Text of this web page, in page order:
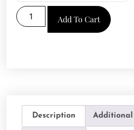
Add To Cart
Description